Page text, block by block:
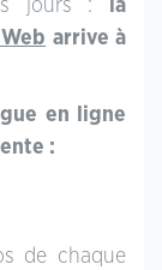
jours :
la
arrive à
en ligne
:
de chaque